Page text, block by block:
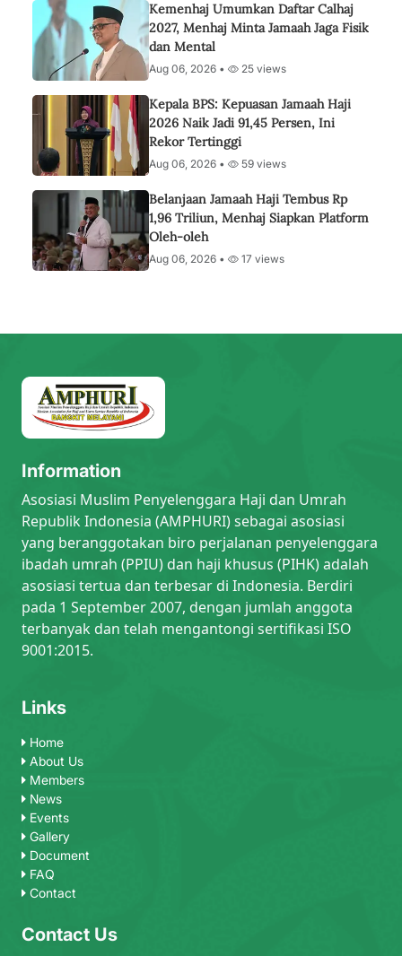
Kemenhaj Umumkan Daftar Calhaj
2027, Menhaj Minta Jamaah Jaga Fisik
dan Mental
Aug 06, 2026 • 25 views
Kepala BPS: Kepuasan Jamaah Haji
2026 Naik Jadi 91,45 Persen, Ini
Rekor Tertinggi
Aug 06, 2026 • 59 views
Belanjaan Jamaah Haji Tembus Rp
1,96 Triliun, Menhaj Siapkan Platform
Oleh-oleh
Aug 06, 2026 • 17 views
Information
Asosiasi Muslim Penyelenggara Haji dan Umrah
Republik Indonesia (AMPHURI) sebagai asosiasi
yang beranggotakan biro perjalanan penyelenggara
ibadah umrah (PPIU) dan haji khusus (PIHK) adalah
asosiasi tertua dan terbesar di Indonesia. Berdiri
pada 1 September 2007, dengan jumlah anggota
terbanyak dan telah mengantongi sertifikasi ISO
9001:2015.
Links
Home
About Us
Members
News
Events
Gallery
Document
FAQ
Contact
Contact Us